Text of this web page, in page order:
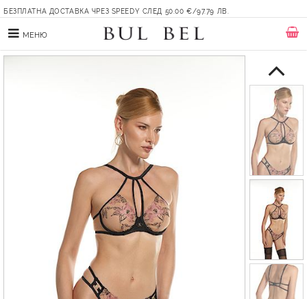
БЕЗПЛАТНА ДОСТАВКА ЧРЕЗ SPEEDY СЛЕД 50.00 €/97.79 ЛВ.
МЕНЮ